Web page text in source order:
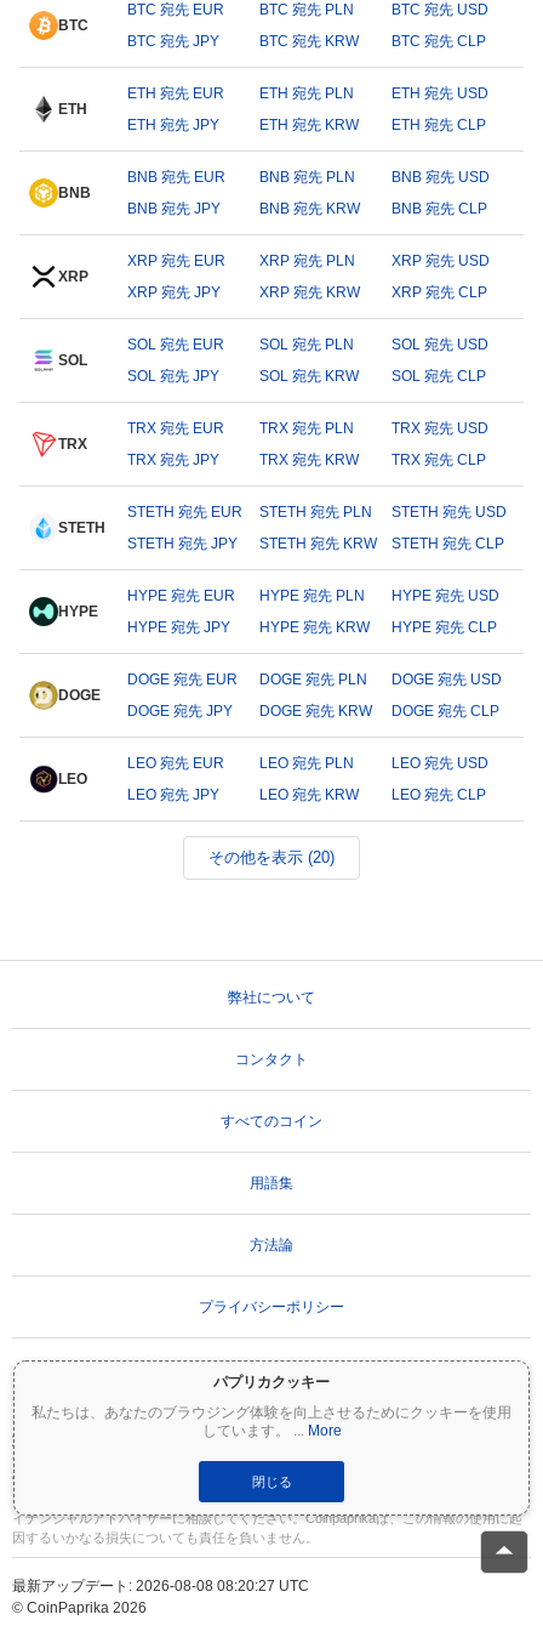
パプリカクッキー
私たちは、あなたのブラウジング体験を向上させるためにクッキーを使用
しています。
... More
閉じる
BTC
BTC 宛先 EUR BTC 宛先 PLN
BTC 宛先 USD
BTC 宛先 JPY
BTC 宛先 KRW BTC 宛先 CLP
ETH
ETH 宛先 EUR ETH 宛先 PLN
ETH 宛先 USD
ETH 宛先 JPY
ETH 宛先 KRW ETH 宛先 CLP
BNB
BNB 宛先 EUR BNB 宛先 PLN
BNB 宛先 USD
BNB 宛先 JPY
BNB 宛先 KRW BNB 宛先 CLP
XRP
XRP 宛先 EUR XRP 宛先 PLN
XRP 宛先 USD
XRP 宛先 JPY
XRP 宛先 KRW XRP 宛先 CLP
SOL
SOL 宛先 EUR SOL 宛先 PLN
SOL 宛先 USD
SOL 宛先 JPY
SOL 宛先 KRW SOL 宛先 CLP
TRX
TRX 宛先 EUR TRX 宛先 PLN
TRX 宛先 USD
TRX 宛先 JPY
TRX 宛先 KRW TRX 宛先 CLP
STETH
STETH 宛先 EUR STETH 宛先 PLN
STETH 宛先 USD
STETH 宛先 JPY
STETH 宛先 KRW STETH 宛先 CLP
HYPE
HYPE 宛先 EUR HYPE 宛先 PLN
HYPE 宛先 USD
HYPE 宛先 JPY
HYPE 宛先 KRW HYPE 宛先 CLP
DOGE
DOGE 宛先 EUR DOGE 宛先 PLN
DOGE 宛先 USD
DOGE 宛先 JPY
DOGE 宛先 KRW DOGE 宛先 CLP
LEO
LEO 宛先 EUR LEO 宛先 PLN
LEO 宛先 USD
LEO 宛先 JPY
LEO 宛先 KRW LEO 宛先 CLP
その他を表示 (20)
弊社について
コンタクト
すべてのコイン
用語集
方法論
プライバシーポリシー
重要な免責事項：
暗号資産は非常にボラティリティが高く、重大なリスクを伴いま
す。投資額の一部または全額を失う可能性があります。Coinpaprikaのすべての情報は
情報提供のみを目的としており、財務または投資のアドバイスを構成するものではあ
りません。投資判断を行う前に、必ずご自身で調査（DYOR）を行い、資格のあるファ
イナンシャルアドバイザーに相談してください。Coinpaprikaは、この情報の使用に起
因するいかなる損失についても責任を負いません。
最新アップデート: 2026-08-08 08:20:27 UTC
© CoinPaprika 2026